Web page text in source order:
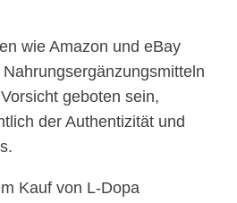
wie Amazon und eBay
geboten sein,
der Authentizität und
Kauf von L-Dopa